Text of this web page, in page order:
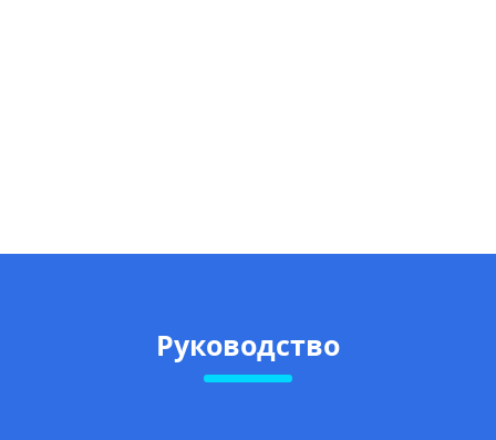
Руководство